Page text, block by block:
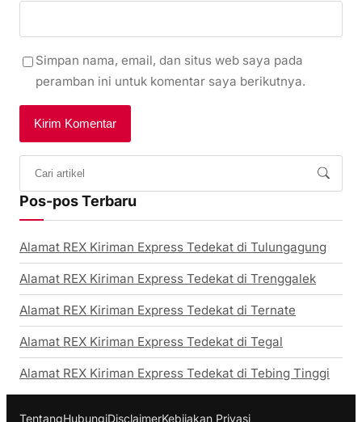
Simpan nama, email, dan situs web saya pada
peramban ini untuk komentar saya berikutnya.
Pos-pos Terbaru
Alamat REX Kiriman Express Tedekat di Tulungagung
Alamat REX Kiriman Express Tedekat di Trenggalek
Alamat REX Kiriman Express Tedekat di Ternate
Alamat REX Kiriman Express Tedekat di Tegal
Alamat REX Kiriman Express Tedekat di Tebing Tinggi
TentangHubungiDisclaimerKebijakan Privasi